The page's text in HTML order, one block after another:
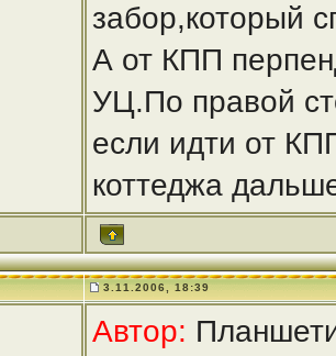
забор,который
А от КПП
УЦ.По правой
если идти от
коттеджа
3.11.2006, 18:39
Автор: